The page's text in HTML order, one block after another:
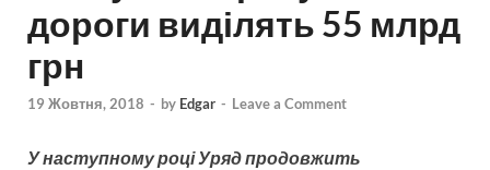
дороги виділять 55 млрд
грн
19 Жовтня, 2018 - by Edgar - Leave a Comment
У наступному році Уряд продовжить